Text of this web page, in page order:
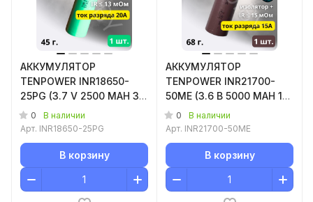
АККУМУЛЯТОР
TENPOWER INR18650-
25PG (3.7 V 2500 MAH 30
A) LI-ION 1 шт.
0
В наличии
Арт. INR18650-25PG
В корзину
АККУМУЛЯТОР
TENPOWER INR21700-
50ME (3.6 B 5000 MAH 15
A) LI-ION 1 шт.
0
В наличии
Арт. INR21700-50ME
В корзину